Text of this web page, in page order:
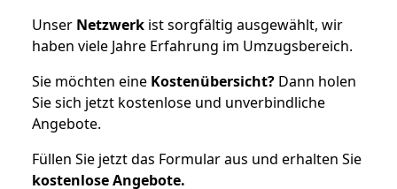
Unser Netzwerk ist sorgfältig ausgewählt, wir
haben viele Jahre Erfahrung im Umzugsbereich.
Sie möchten eine Kostenübersicht? Dann holen
Sie sich jetzt kostenlose und unverbindliche
Angebote.
Füllen Sie jetzt das Formular aus und erhalten Sie
kostenloseAngebote.